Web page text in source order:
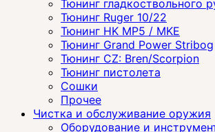
Тюнинг гладкоствольного
Тюнинг Ruger 10/22
Тюнинг HK MP5 / MKE
Тюнинг Grand Power Stribog
Тюнинг CZ: Bren/Scorpion
Тюнинг пистолета
Сошки
Прочее
Чистка и обслуживание оружия
Оборудование и